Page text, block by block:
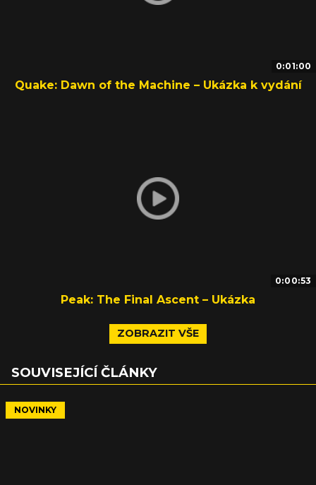
0:01:00
Quake: Dawn of the Machine – Ukázka k vydání
0:00:53
Peak: The Final Ascent – Ukázka
ZOBRAZIT VŠE
SOUVISEJÍCÍ ČLÁNKY
NOVINKY